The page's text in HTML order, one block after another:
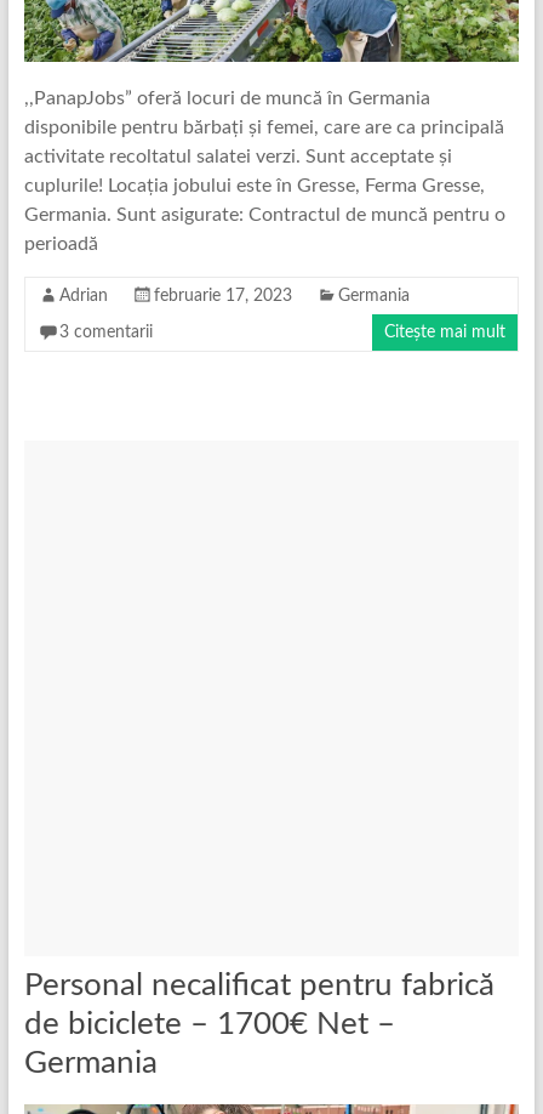
,,PanapJobs” oferă locuri de muncă în Germania
disponibile pentru bărbați și femei, care are ca principală
activitate recoltatul salatei verzi. Sunt acceptate și
cuplurile! Locația jobului este în Gresse, Ferma Gresse,
Germania. Sunt asigurate: Contractul de muncă pentru o
perioadă
Adrian februarie 17, 2023 Germania
3 comentarii Citește mai mult
Personal necalificat pentru fabrică
de biciclete – 1700€ Net –
Germania